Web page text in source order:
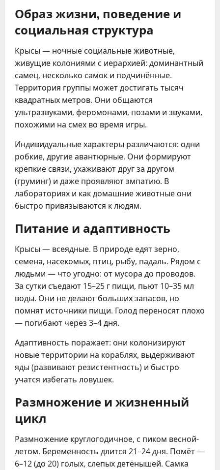
Образ жизни, поведение и
социальная структура
Крысы — ночные социальные животные,
живущие колониями с иерархией: доминантный
самец, несколько самок и подчинённые.
Территория группы может достигать тысяч
квадратных метров. Они общаются
ультразвуками, феромонами, позами и звуками,
похожими на смех во время игры.
Индивидуальные характеры различаются: одни
робкие, другие авантюрные. Они формируют
крепкие связи, ухаживают друг за другом
(груминг) и даже проявляют эмпатию. В
лабораториях и как домашние животные они
быстро привязываются к людям.
Питание и адаптивность
Крысы — всеядные. В природе едят зерно,
семена, насекомых, птиц, рыбу, падаль. Рядом с
людьми — что угодно: от мусора до проводов.
За сутки съедают 15–25 г пищи, пьют 10–35 мл
воды. Они не делают больших запасов, но
помнят источники пищи. Голод переносят плохо
— погибают через 3–4 дня.
Адаптивность поражает: они колонизируют
новые территории на кораблях, выдерживают
яды (развивают резистентность) и быстро
учатся избегать ловушек.
Размножение и жизненный
цикл
Размножение круглогодичное, с пиком весной-
летом. Беременность длится 21–24 дня. Помёт —
6–12 (до 20) голых, слепых детёнышей. Самка